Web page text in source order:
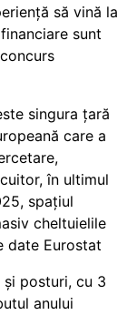
să vină la
sunt
singura țară
care a
în ultimul
spațiul
cheltuielile
date Eurostat
și posturi, cu 3
anului